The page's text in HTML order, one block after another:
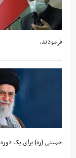
فرمودند.
خمینی (ره) برای یک دوره ۵ ساله دیگر تمدید شد.